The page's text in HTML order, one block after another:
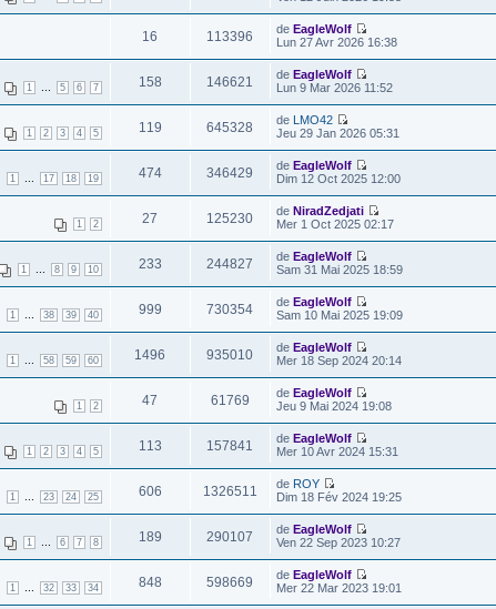
16 113396 de EagleWolf
Lun 27 Avr 2026 16:38
1 5 6 7 158 146621 de EagleWolf
Lun 9 Mar 2026 11:52
1 2 3 4 5 119 645328 de LMO42
Jeu 29 Jan 2026 05:31
1 17 18 19 474 346429 de EagleWolf
Dim 12 Oct 2025 12:00
1 2 27 125230 de NiradZedjati
Mer 1 Oct 2025 02:17
1 8 9 10 233 244827 de EagleWolf
Sam 31 Mai 2025 18:59
1 38 39 40 999 730354 de EagleWolf
Sam 10 Mai 2025 19:09
1 58 59 60 1496 935010 de EagleWolf
Mer 18 Sep 2024 20:14
1 2 47 61769 de EagleWolf
Jeu 9 Mai 2024 19:08
1 2 3 4 5 113 157841 de EagleWolf
Mer 10 Avr 2024 15:31
1 23 24 25 606 1326511 de ROY
Dim 18 Fév 2024 19:25
1 6 7 8 189 290107 de EagleWolf
Ven 22 Sep 2023 10:27
1 32 33 34 848 598669 de EagleWolf
Mer 22 Mar 2023 19:01